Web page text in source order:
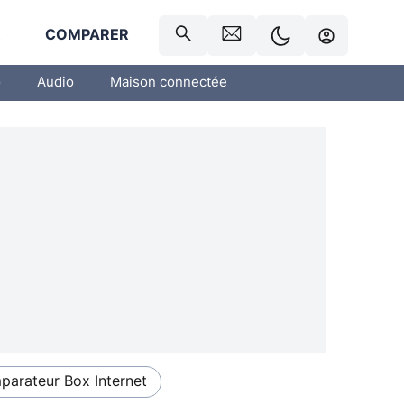
COMPARER
Audio Maison connectée
Box Internet